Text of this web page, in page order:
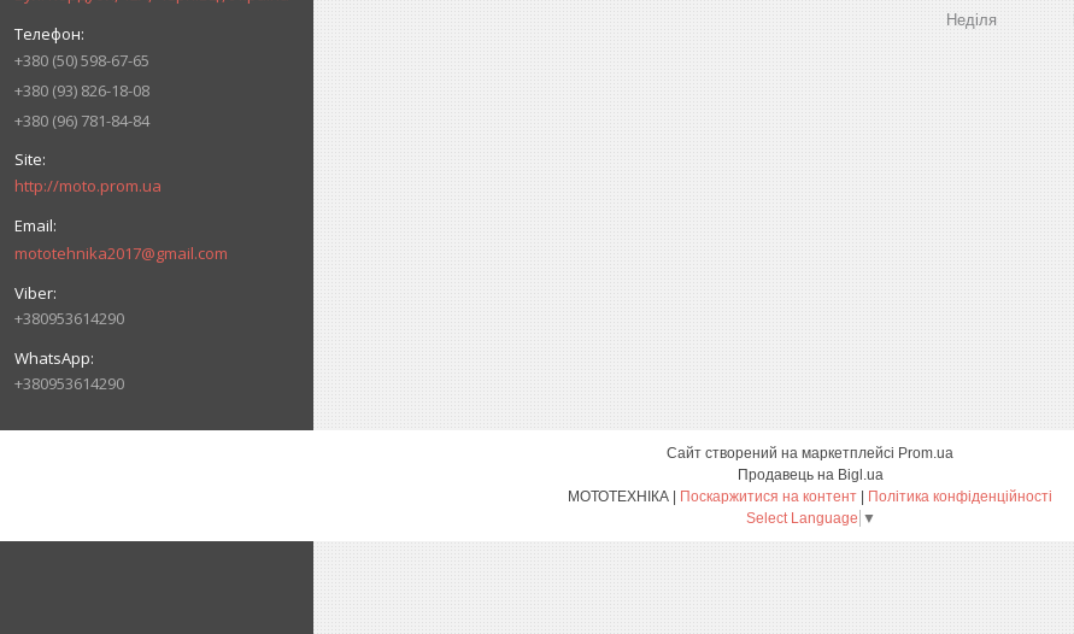
+380 (50) 598-67-65
+380 (93) 826-18-08
+380 (96) 781-84-84
http://moto.prom.ua
mototehnika2017@gmail.com
+380953614290
+380953614290
Неділя
Сайт створений на маркетплейсі Prom.ua
Продавець на Bigl.ua
МОТОТЕХНІКА | Поскаржитися на контент | Політика конфіденційності
Select Language ▼